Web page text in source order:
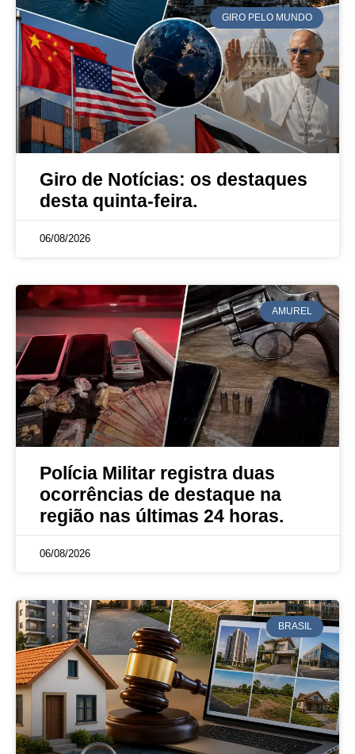
GIRO PELO MUNDO
Giro de Notícias: os destaques
desta quinta-feira.
06/08/2026
AMUREL
Polícia Militar registra duas
ocorrências de destaque na
região nas últimas 24 horas.
06/08/2026
BRASIL